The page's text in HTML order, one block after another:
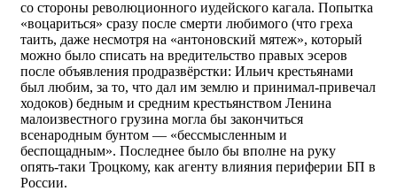
со стороны революционного иудейского кагала. Попытка
«воцариться» сразу после смерти любимого (что греха
таить, даже несмотря на «антоновский мятеж», который
можно было списать на вредительство правых эсеров
после объявления продразвёрстки: Ильич крестьянами
был любим, за то, что дал им землю и принимал-привечал
ходоков) бедным и средним крестьянством Ленина
малоизвестного грузина могла бы закончиться
всенародным бунтом — «бессмысленным и
беспощадным». Последнее было бы вполне на руку
опять-таки Троцкому, как агенту влияния периферии БП в
России.